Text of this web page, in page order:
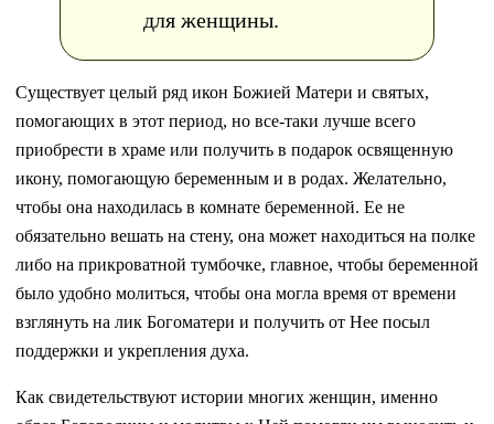
для женщины.
Существует целый ряд икон Божией Матери и святых,
помогающих в этот период, но все-таки лучше всего
приобрести в храме или получить в подарок освященную
икону, помогающую беременным и в родах. Желательно,
чтобы она находилась в комнате беременной. Ее не
обязательно вешать на стену, она может находиться на полке
либо на прикроватной тумбочке, главное, чтобы беременной
было удобно молиться, чтобы она могла время от времени
взглянуть на лик Богоматери и получить от Нее посыл
поддержки и укрепления духа.
Как свидетельствуют истории многих женщин, именно